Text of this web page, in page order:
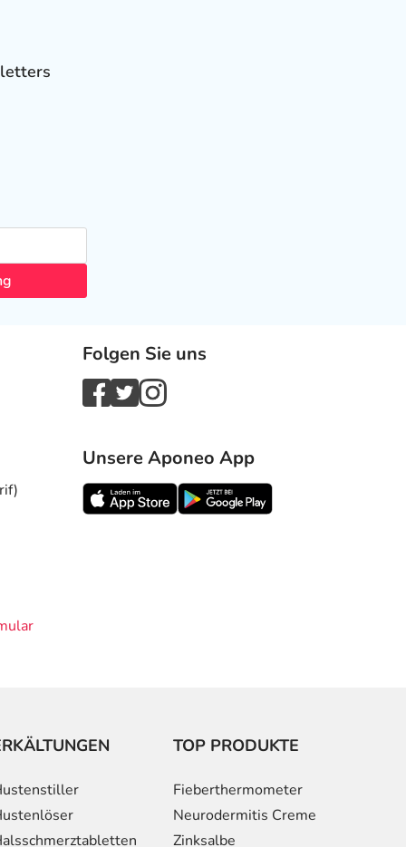
Folgen Sie uns
Unsere Aponeo App
TOP PRODUKTE
Fieberthermometer
Neurodermitis Creme
Zinksalbe